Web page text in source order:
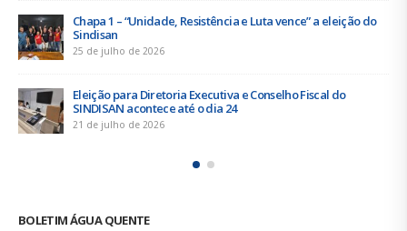
Urbanitários participam de reunião do Comitê de
Saneamento do ConCidades
16 de junho de 2026
Trabalhadores da Iguá Sergipe rejeitam contraproposta da
empresa para o ACT 2026-2027
11 de junho de 2026
BOLETIM ÁGUA QUENTE